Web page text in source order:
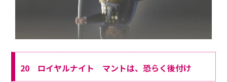
20 ロイヤルナイト マントは、恐らく後付け